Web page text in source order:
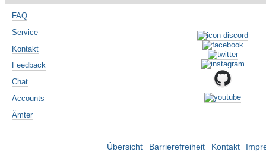
FAQ
Service
Kontakt
Feedback
Chat
Accounts
Ämter
Übersicht Barrierefreiheit Kontakt